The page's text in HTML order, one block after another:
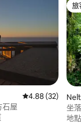
分 5 分）
從 32 則評價中
4.88 (32)
石屋
旅
旅
坐
地點